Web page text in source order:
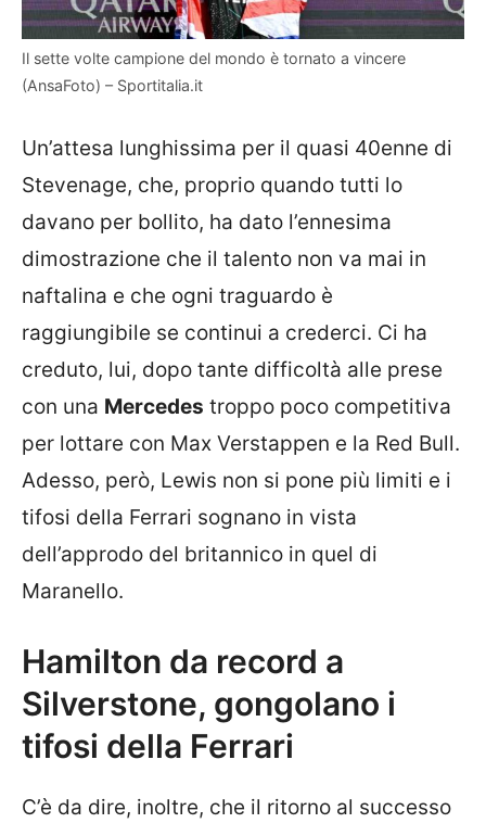
Il sette volte campione del mondo è tornato a vincere
(AnsaFoto) – Sportitalia.it
Un’attesa lunghissima per il quasi 40enne di
Stevenage, che, proprio quando tutti lo
davano per bollito, ha dato l’ennesima
dimostrazione che il talento non va mai in
naftalina e che ogni traguardo è
raggiungibile se continui a crederci. Ci ha
creduto, lui, dopo tante difficoltà alle prese
con una Mercedes troppo poco competitiva
per lottare con Max Verstappen e la Red Bull.
Adesso, però, Lewis non si pone più limiti e i
tifosi della Ferrari sognano in vista
dell’approdo del britannico in quel di
Maranello.
Hamilton da record a
Silverstone, gongolano i
tifosi della Ferrari
C’è da dire, inoltre, che il ritorno al successo